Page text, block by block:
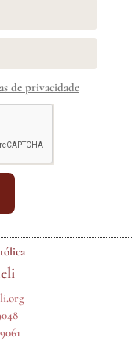
de privacidade